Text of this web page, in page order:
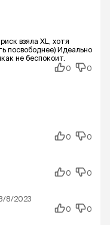
взяла XL, хотя
посвободнее) Идеально
не беспокоит.
0
0
0
0
0
0
8/2023
0
0